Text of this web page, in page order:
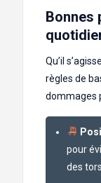
Bonnes
Qu’il
règles de
dommages
pour
des